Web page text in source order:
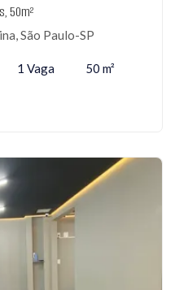
50m²
São Paulo-SP
1 Vaga 50 m²